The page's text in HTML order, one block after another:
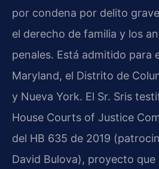
por condena por delito
el derecho de familia y los
penales. Está admitido para
Maryland, el Distrito de
y Nueva York. El Sr. Sris
House Courts of Justice
del HB 635 de 2019
David Bulova), proyecto